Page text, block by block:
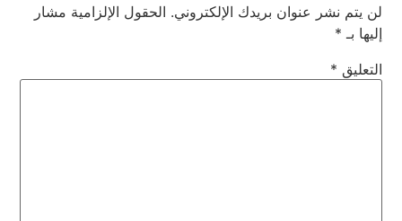
لن يتم نشر عنوان بريدك الإلكتروني. الحقول الإلزامية مشار
إليها بـ *
التعليق *